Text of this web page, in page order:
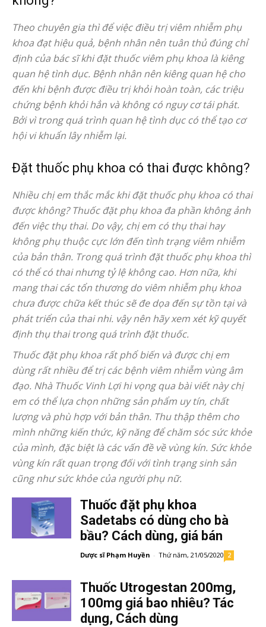
Theo chuyên gia thì để việc điều trị viêm nhiễm phụ
khoa đạt hiệu quả, bệnh nhân nên tuân thủ đúng chỉ
định của bác sĩ khi đặt thuốc viêm phụ khoa là kiêng
quan hệ tình dục. Bệnh nhân nên kiêng quan hệ cho
đến khi bệnh được điều trị khỏi hoàn toàn, các triệu
chứng bệnh khỏi hẳn và không có nguy cơ tái phát.
Bởi vì trong quá trình quan hệ tình dục có thể tạo cơ
hội vi khuẩn lây nhiễm lại.
Đặt thuốc phụ khoa có thai được không?
Nhiều chị em thắc mắc khi đặt thuốc phụ khoa có thai
được không? Thuốc đặt phụ khoa đa phần không ảnh
đến việc thụ thai. Do vậy, chị em có thụ thai hay
không phụ thuộc cực lớn đến tình trạng viêm nhiễm
của bản thân. Trong quá trình đặt thuốc phụ khoa thì
có thể có thai nhưng tỷ lệ không cao. Hơn nữa, khi
mang thai các tổn thương do viêm nhiễm phụ khoa
chưa được chữa kết thúc sẽ đe dọa đến sự tồn tại và
phát triển của thai nhi. vậy nên hãy xem xét kỹ quyết
định thụ thai trong quá trình đặt thuốc.
Thuốc đặt phụ khoa rất phổ biến và được chị em
dùng rất nhiều để trị các bệnh viêm nhiễm vùng âm
đạo. Nhà Thuốc Vinh Lợi hi vọng qua bài viết này chị
em có thể lựa chọn những sản phẩm uy tín, chất
lượng và phù hợp với bản thân. Thu thập thêm cho
mình những kiến thức, kỹ năng để chăm sóc sức khỏe
của mình, đặc biệt là các vấn đề về vùng kín. Sức khỏe
vùng kín rất quan trọng đối với tình trạng sinh sản
cũng như sức khỏe của người phụ nữ.
Thuốc đặt phụ khoa
Sadetabs có dùng cho bà
bầu? Cách dùng, giá bán
Dược sĩ Phạm Huyền - Thứ năm, 21/05/2020 2
Thuốc Utrogestan 200mg,
100mg giá bao nhiêu? Tác
dụng, Cách dùng